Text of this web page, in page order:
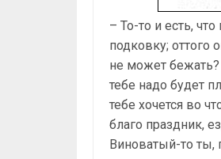
– То-то и есть,
подковку; оттого
не может бежать?
тебе надо будет
тебе хочется во
благо праздник,
Виноватый-то ты,